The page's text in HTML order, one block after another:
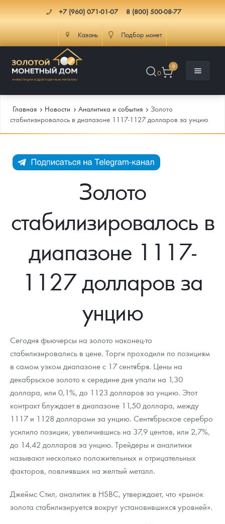
+7 (960) 071-01-07 8 (800) 500-08-77
Казань Подбор монет
0
0
Каталог Монет
Инвестиционные монеты
Монеты Россия и СССР
Памятные и старинные монеты
Памятные монеты России и СССР
Монеты Царской России
Монеты стран мира после 1950г
Монеты и жетоны ЗМД
Георгий Победоносец
Золотой червонец Сеятель
Гарри Поттер
Год Лошади
Флот: ледоколы и корабли
Жетоны "Необыкновенные обитатели глубин"
Ювелирные изделия
Золотая карманная галерея
Наборы подарочных и коллекционных монет
Инфо
Подлинность монет
Гарантии
Выкуп монет
Памятка для работы с монетами из драгметаллов
Условия возврата
Монеты
Политика конфиденциальности
Политика использования Cookies
Положение по обработке и защите персональных данных
Информация
Распродажа монет и жетонов
Аналитика и события
Итоги 2025 года. Прогноз курсов золота, серебра, платины на
Cтатьи
Котировки
Курс золота и серебра
Контакты
Письмо директору
Пресс-служба
Главная Новости Аналитика и события
Золото
стабилизировалось в диапазоне 1117-1127 долларов за унцию
Золото
стабилизировалось в
диапазоне 1117-
1127 долларов за
унцию
Сегодня фьючерсы на золото наконец-то
стабилизировались в цене. Торги проходили по позициям
в самом узком диапазоне с 17 сентября. Цены на
декабрьское золото к середине дня упали на 1,30
доллара, или 0,1%, до 1123 долларов за унцию. Этот
контракт блуждает в диапазоне 11,50 доллара, между
1117 и 1128 долларами за унцию. Сентябрьское серебро
усилило позиции, увеличившись на 37,9 центов, или 2,7%,
до 14,42 долларов за унцию. Трейдеры и аналитики
называют несколько положительных и отрицательных
факторов, повлиявших на желтый металл.
Джеймс Стил, аналитик в HSBC, утверждает, что «рынок
золота стабилизируется вокруг установившихся уровней».